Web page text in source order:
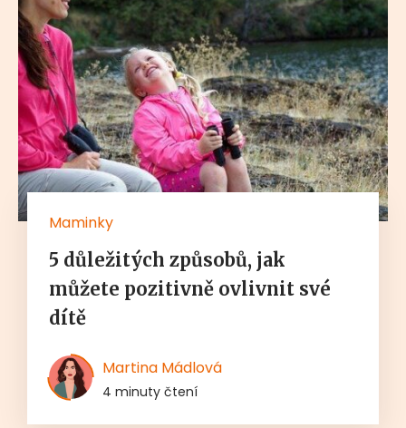
Maminky
5 důležitých způsobů, jak
můžete pozitivně ovlivnit své
dítě
Martina Mádlová
4 minuty čtení